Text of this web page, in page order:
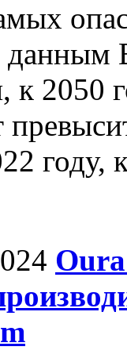
к 2050
году,